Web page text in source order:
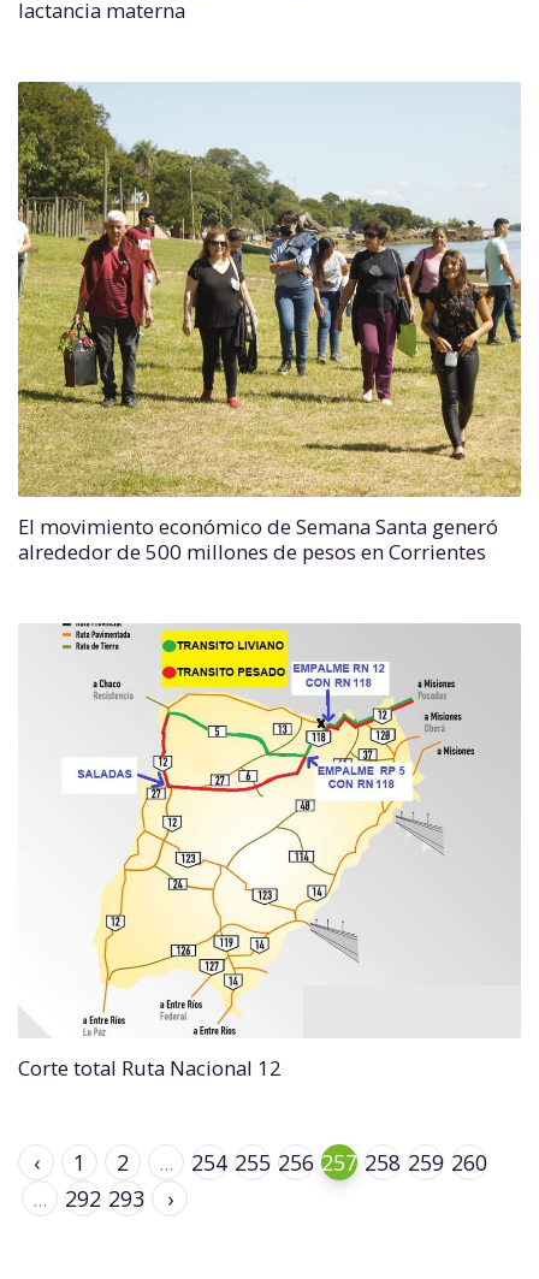
lactancia materna
El movimiento económico de Semana Santa generó
alrededor de 500 millones de pesos en Corrientes
Corte total Ruta Nacional 12
‹ 1 2 ... 254 255 256 257 258 259 260
...
292 293 ›